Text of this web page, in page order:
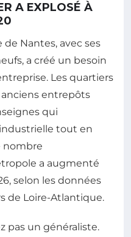
A EXPLOSÉ À
Nantes, avec ses
a créé un besoin
Les quartiers
entrepôts
qui
tout en
nombre
a augmenté
selon les données
de Loire-Atlantique.
pas un généraliste.